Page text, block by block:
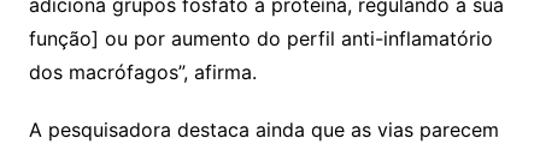
adiciona grupos fosfato à proteína, regulando a sua
função] ou por aumento do perfil anti-inflamatório
dos macrófagos”, afirma.
A pesquisadora destaca ainda que as vias parecem